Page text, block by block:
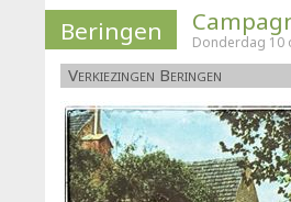
Beringen Donderdag 10
Verkiezingen Beringen